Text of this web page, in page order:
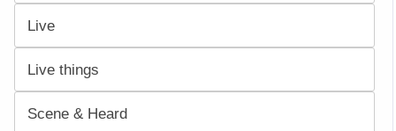
Live
Live things
Scene & Heard